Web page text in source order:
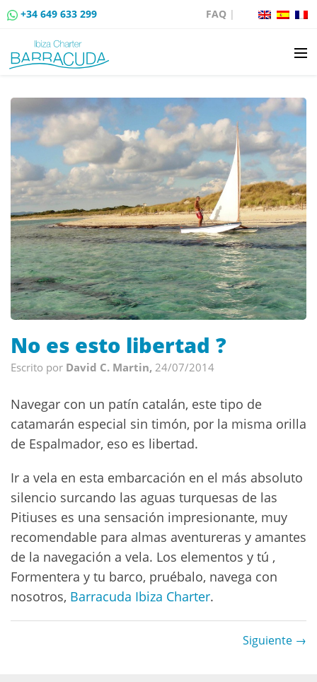
+34 649 633 299 FAQ|
ALQUILER DE BARCOS
VENTA DE BARCOS
ALQUILER DE AMARRES
RUTAS EN BARCO
EVENTOS
BLOG
CONTACTO
No es esto libertad ?
Escrito por David C. Martin, 24/07/2014
Navegar con un patín catalán, este tipo de
catamarán especial sin timón, por la misma orilla
de Espalmador, eso es libertad.
Ir a vela en esta embarcación en el más absoluto
silencio surcando las aguas turquesas de las
Pitiuses es una sensación impresionante, muy
recomendable para almas aventureras y amantes
de la navegación a vela. Los elementos y tú ,
Formentera y tu barco, pruébalo, navega con
nosotros, Barracuda Ibiza Charter.
Siguiente →